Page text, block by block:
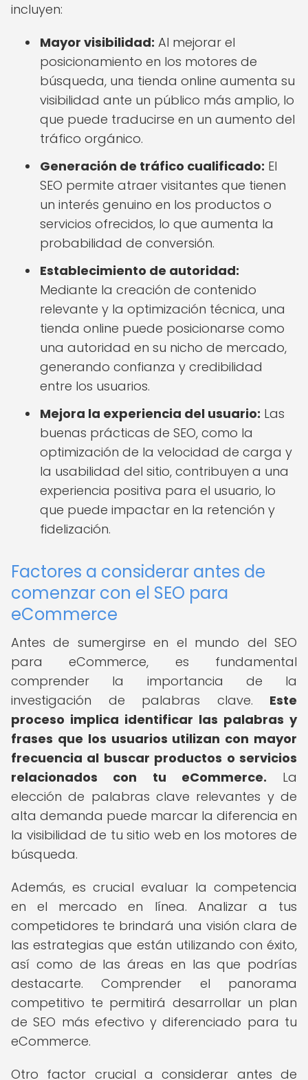
incluyen:
Mayor visibilidad: Al mejorar el
posicionamiento en los motores de
búsqueda, una tienda online aumenta su
visibilidad ante un público más amplio, lo
que puede traducirse en un aumento del
tráfico orgánico.
Generación de tráfico cualificado: El
SEO permite atraer visitantes que tienen
un interés genuino en los productos o
servicios ofrecidos, lo que aumenta la
probabilidad de conversión.
Establecimiento de autoridad:
Mediante la creación de contenido
relevante y la optimización técnica, una
tienda online puede posicionarse como
una autoridad en su nicho de mercado,
generando confianza y credibilidad
entre los usuarios.
Mejora la experiencia del usuario: Las
buenas prácticas de SEO, como la
optimización de la velocidad de carga y
la usabilidad del sitio, contribuyen a una
experiencia positiva para el usuario, lo
que puede impactar en la retención y
fidelización.
Factores a considerar antes de
comenzar con el SEO para
eCommerce
Antes de sumergirse en el mundo del SEO
para eCommerce, es fundamental
comprender la importancia de la
investigación de palabras clave. Este
proceso implica identificar las palabras y
frases que los usuarios utilizan con mayor
frecuencia al buscar productos o servicios
relacionados con tu eCommerce. La
elección de palabras clave relevantes y de
alta demanda puede marcar la diferencia en
la visibilidad de tu sitio web en los motores de
búsqueda.
Además, es crucial evaluar la competencia
en el mercado en línea. Analizar a tus
competidores te brindará una visión clara de
las estrategias que están utilizando con éxito,
así como de las áreas en las que podrías
destacarte. Comprender el panorama
competitivo te permitirá desarrollar un plan
de SEO más efectivo y diferenciado para tu
eCommerce.
Otro factor crucial a considerar antes de